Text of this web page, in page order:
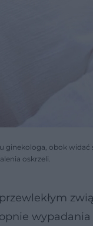
ginekologa, obok
oskrzeli.